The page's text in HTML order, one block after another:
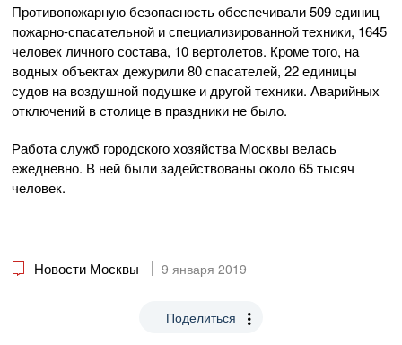
Противопожарную безопасность обеспечивали 509 единиц
пожарно-спасательной и специализированной техники, 1645
человек личного состава, 10 вертолетов. Кроме того, на
водных объектах дежурили 80 спасателей, 22 единицы
судов на воздушной подушке и другой техники. Аварийных
отключений в столице в праздники не было.
Работа служб городского хозяйства Москвы велась
ежедневно. В ней были задействованы около 65 тысяч
человек.
Новости Москвы 9 января 2019
Поделиться